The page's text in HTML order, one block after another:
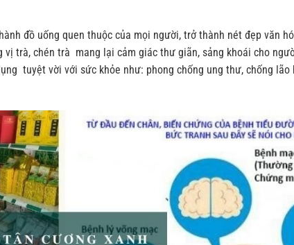
đồ uống quen thuộc của mọi người, trở thành nét đẹp văn
vị trà, chén trà mang lại cảm giác thư giãn, sảng khoái cho
tuyệt vời với sức khỏe như: phong chống ung thư, chống